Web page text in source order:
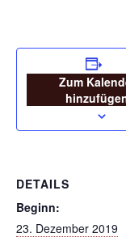
Zum
DETAILS
Beginn:
23. Dezember 2019